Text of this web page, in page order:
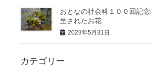
おとなの社会科１００回記
呈されたお花
2023年5月31日
カテゴリー